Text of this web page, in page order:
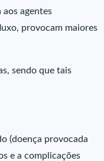
aos agentes
provocam maiores
sendo que tais
(doença provocada
e a complicações